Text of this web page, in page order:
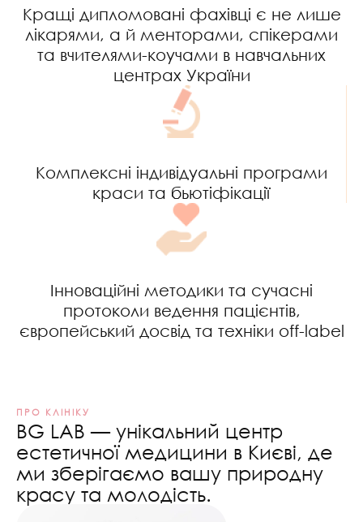
Кращі дипломовані фахівці є не лише
лікарями, а й менторами, спікерами
та вчителями-коучами в навчальних
центрах України
Комплексні індивідуальні програми
краси та бьютіфікації
Інноваційні методики та сучасні
протоколи ведення пацієнтів,
європейський досвід та техніки off-label
ПРО КЛІНІКУ
BG LAB — унікальний центр
естетичної медицини в Києві, де
ми зберігаємо вашу природну
красу та молодість.